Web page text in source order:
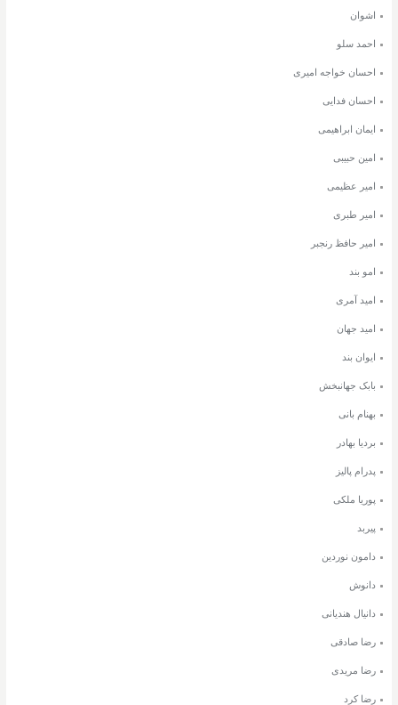
اشوان
احمد سلو
احسان خواجه امیری
احسان فدایی
ایمان ابراهیمی
امین حبیبی
امیر عظیمی
امیر طبری
امیر حافظ رنجبر
امو بند
امید آمری
امید جهان
ایوان بند
بابک جهانبخش
بهنام بانی
بردیا بهادر
پدرام پالیز
پوریا ملکی
پیربد
دامون نوردین
دانوش
دانیال هندیانی
رضا صادقی
رضا مریدی
رضا کرد